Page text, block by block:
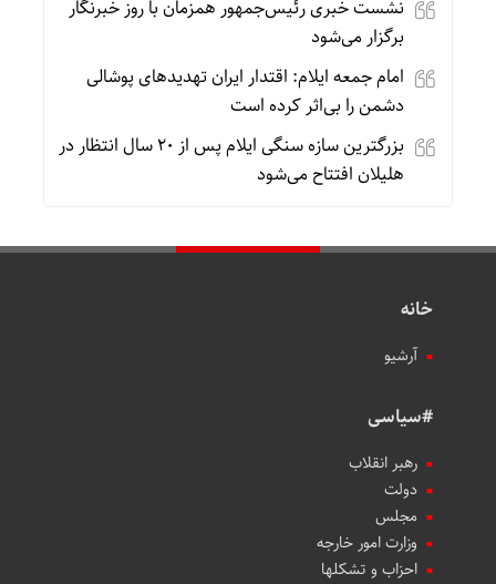
نشست خبری رئیس‌جمهور همزمان با روز خبرنگار
برگزار می‌شود
امام جمعه ایلام: اقتدار ایران تهدیدهای پوشالی
دشمن را بی‌اثر کرده است
بزرگترین سازه سنگی ایلام پس از ۲۰ سال انتظار در
هلیلان افتتاح می‌شود
خانه
آرشیو
#سیاسی
رهبر انقلاب
دولت
مجلس
وزارت امور خارجه
احزاب و تشکلها